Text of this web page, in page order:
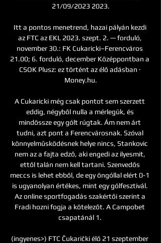
21/09/2023 2023.
Itt a pontos menetrend, hazai pályán kezdi
az FTC az EKL 2023. szept. 2. — forduló,
november 30.: FK Cukaricki–Ferencváros
21.00; 6. forduló, december Középpontban a
CSOK Plusz: ez történt az élő adásban ·
Money.hu.
A Cukaricki még csak pontot sem szerzett
eddig, négyből nulla a mérlegük, és
mindössze egy gólt rúgtak. Ám nem árt
tudni, azt pont a Ferencvárosnak. Szóval
könnyelműsködésnek helye nincs, Stankovic
nem az a fajta edző, aki engedi az ilyesmit,
ettől talán nem kell tartani. Szenvedős
meccs is lehet ebből, de egy öngóllal elért 0-1
is ugyanolyan értékes, mint egy gólfesztivál.
Az online sportfogadás szakértői szerint a
Fradi hozni fogja a kötelezőt. A Campobet
csapatánál 1.
(ingyenes>) FTC Čukarički élő 21 szeptember